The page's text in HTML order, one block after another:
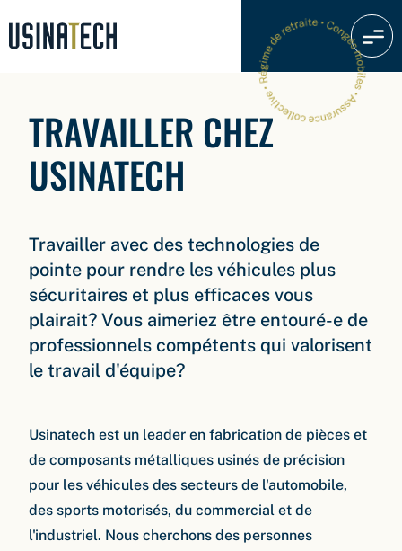
TRAVAILLER CHEZ
USINATECH
Travailler avec des technologies de
pointe pour rendre les véhicules plus
sécuritaires et plus efficaces vous
plairait? Vous aimeriez être entouré-e de
professionnels compétents qui valorisent
le travail d'équipe?
Usinatech est un leader en fabrication de pièces et
de composants métalliques usinés de précision
pour les véhicules des secteurs de l'automobile,
des sports motorisés, du commercial et de
l'industriel. Nous cherchons des personnes